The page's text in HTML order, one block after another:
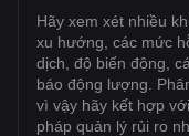
Hãy xem xét nhiều
xu hướng, các mức
dịch, độ biến động,
báo động lượng.
vì vậy hãy kết hợp
pháp quản lý rủi ro